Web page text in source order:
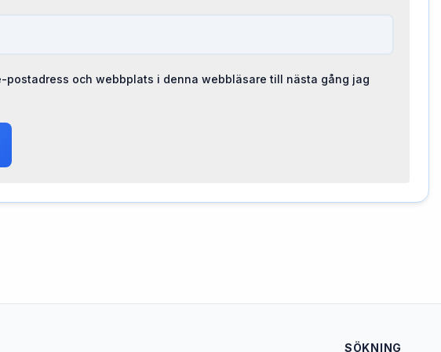
postadress och webbplats i denna webbläsare till nästa gång jag
SÖKNING